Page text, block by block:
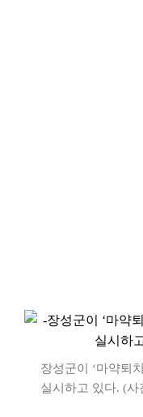
장성군이 ‘마약퇴
실시하고 있다. (사